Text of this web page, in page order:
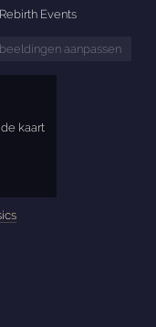
Rebirth Events
aanpassen